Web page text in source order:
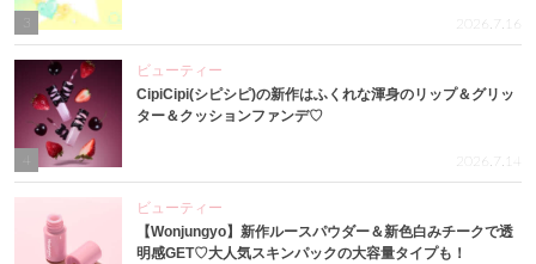
3 2026.7.16
4
ビューティー
CipiCipi(シピシピ)の新作はふくれな渾身のリップ＆グリッ
ター＆クッションファンデ♡
2026.7.14
ビューティー
【Wonjungyo】新作ルースパウダー＆新色白みチークで透
明感GET♡大人気スキンパックの大容量タイプも！